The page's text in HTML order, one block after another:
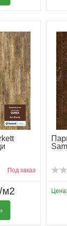
Под заказ
м2 Цена: